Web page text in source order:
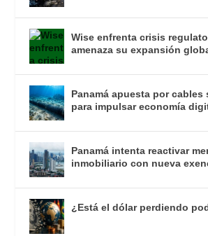
Wise enfrenta crisis
amenaza su expansión
Panamá apuesta por cables
para impulsar economía
Panamá intenta reactivar
inmobiliario con nueva
¿Está el dólar perdiendo